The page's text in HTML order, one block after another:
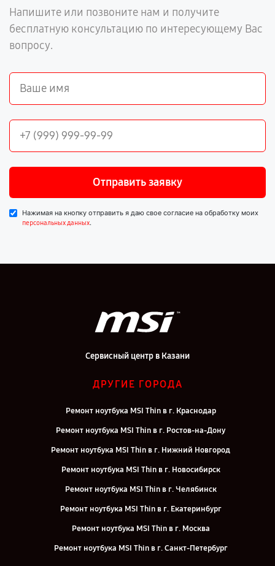
Напишите или позвоните нам и получите
бесплатную консультацию по интересующему Вас
вопросу.
Отправить заявку
Нажимая на кнопку отправить я даю свое согласие на обработку моих
персональных данных.
Сервисный центр в Казани
ДРУГИЕ ГОРОДА
Ремонт ноутбука MSI Thin в г. Краснодар
Ремонт ноутбука MSI Thin в г. Ростов-на-Дону
Ремонт ноутбука MSI Thin в г. Нижний Новгород
Ремонт ноутбука MSI Thin в г. Новосибирск
Ремонт ноутбука MSI Thin в г. Челябинск
Ремонт ноутбука MSI Thin в г. Екатеринбург
Ремонт ноутбука MSI Thin в г. Москва
Ремонт ноутбука MSI Thin в г. Санкт-Петербург